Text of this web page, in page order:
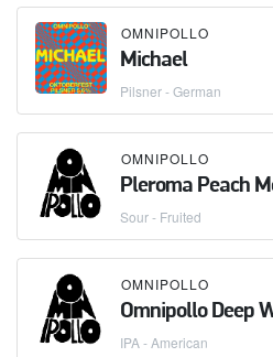
OMNIPOLLO
Michael
Pilsner - German
OMNIPOLLO
Pleroma Peach
Sour - Fruited
OMNIPOLLO
Omnipollo Deep
IPA - American